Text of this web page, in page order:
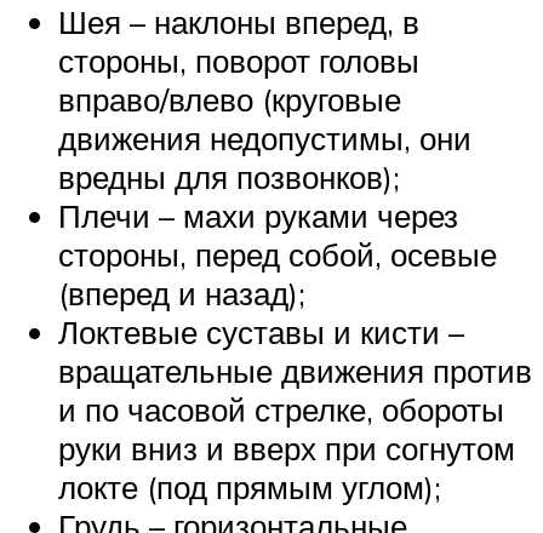
Шея – наклоны вперед, в
стороны, поворот головы
вправо/влево (круговые
движения недопустимы, они
вредны для позвонков);
Плечи – махи руками через
стороны, перед собой, осевые
(вперед и назад);
Локтевые суставы и кисти –
вращательные движения против
и по часовой стрелке, обороты
руки вниз и вверх при согнутом
локте (под прямым углом);